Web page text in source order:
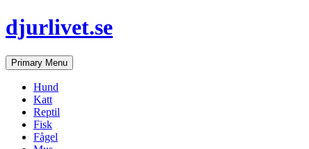
djurlivet.se
Search
Primary Menu Skip
to
Hund
Katt
Reptil
Fisk
Fågel